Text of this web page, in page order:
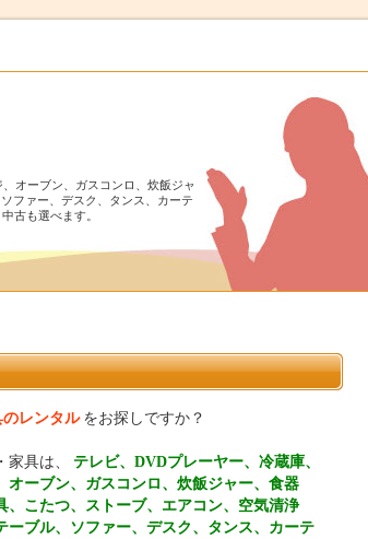
オーブン、ガスコンロ、炊飯ジャ
ファー、デスク、タンス、カーテ
古も選べます。
レンタル をお探しですか？
具は、
テレビ、DVDプレーヤー、冷蔵庫、
オーブン、ガスコンロ、炊飯ジャー、食器
、こたつ、ストーブ、エアコン、空気清浄
ーブル、ソファー、デスク、タンス、カーテ